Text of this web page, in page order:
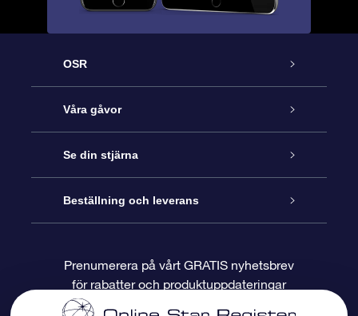
OSR
Kundtjänst
Kontakta oss
Blogg
Recensioner
Våra gåvor
Online-Stjärngåva
OSR Gåvopaket
OSR Presentkort
Se din stjärna
Stjärnregiste
Personlig Stjärnsida
Beställning och leverans
Betalningsinformation
Prenumerera på vårt GRATIS nyhetsbrev
för rabatter och produktuppdateringar